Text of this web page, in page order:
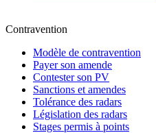
Contravention
Modèle de contravention
Payer son amende
Contester son PV
Sanctions et amendes
Tolérance des radars
Législation des radars
Stages permis à points